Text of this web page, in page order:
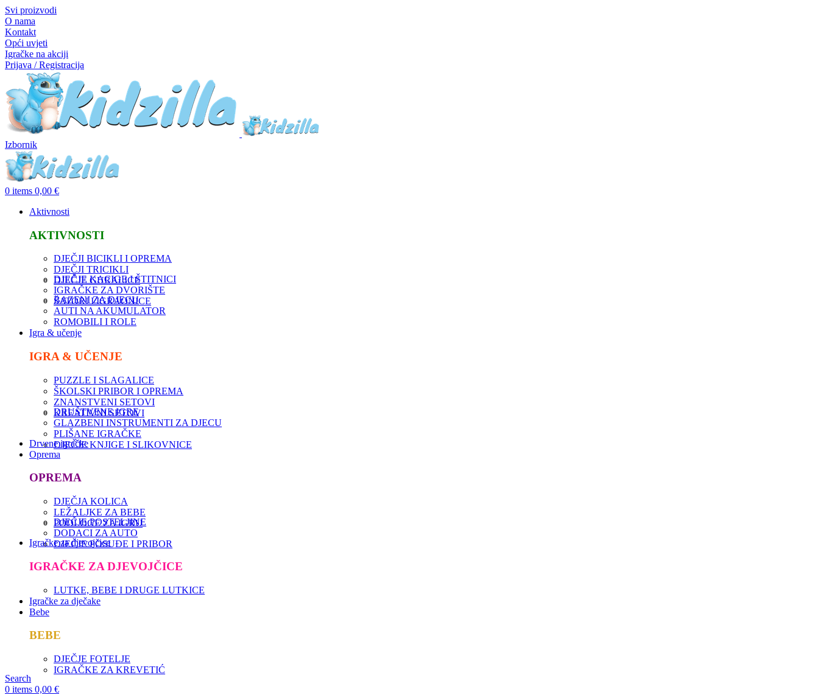
Svi proizvodi
O nama
Kontakt
Opći uvjeti
Igračke na akciji
Prijava / Registracija
Izbornik
0 items 0,00 €
Aktivnosti
AKTIVNOSTI
DJEČJI BICIKLI I OPREMA
DJEČJI TRICIKLI
DJEČJE GURALICE
DJEČJE KACIGE I ŠTITNICI
IGRAČKE ZA DVORIŠTE
ŠATORI I IGRAONICE
BAZENI ZA DJECU
AUTI NA AKUMULATOR
ROMOBILI I ROLE
Igra & učenje
IGRA & UČENJE
PUZZLE I SLAGALICE
ŠKOLSKI PRIBOR I OPREMA
ZNANSTVENI SETOVI
KREATIVNI SETOVI
DRUŠTVENE IGRE
GLAZBENI INSTRUMENTI ZA DJECU
PLIŠANE IGRAČKE
DJEČJE KNJIGE I SLIKOVNICE
Drvene igračke
Oprema
OPREMA
DJEČJA KOLICA
LEŽALJKE ZA BEBE
PODLOGE ZA IGRU
DJEČJE POSTELJINE
DODACI ZA AUTO
DJEČJE POSUĐE I PRIBOR
Igračke za djevojčice
IGRAČKE ZA DJEVOJČICE
LUTKE, BEBE I DRUGE LUTKICE
Igračke za dječake
Bebe
BEBE
DJEČJE FOTELJE
IGRAČKE ZA KREVETIĆ
Search
0 items 0,00 €